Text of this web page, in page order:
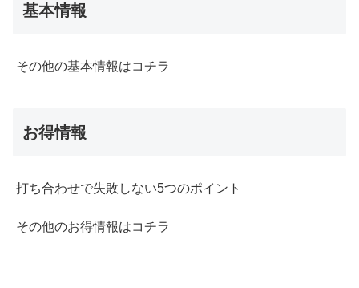
基本情報
その他の基本情報はコチラ
お得情報
打ち合わせで失敗しない5つのポイント
その他のお得情報はコチラ